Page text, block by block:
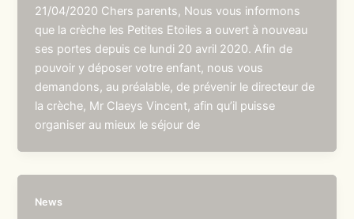
21/04/2020 Chers parents, Nous vous informons
que la crèche les Petites Etoiles a ouvert à nouveau
ses portes depuis ce lundi 20 avril 2020. Afin de
pouvoir y déposer votre enfant, nous vous
demandons, au préalable, de prévenir le directeur de
la crèche, Mr Claeys Vincent, afin qu’il puisse
organiser au mieux le séjour de
News